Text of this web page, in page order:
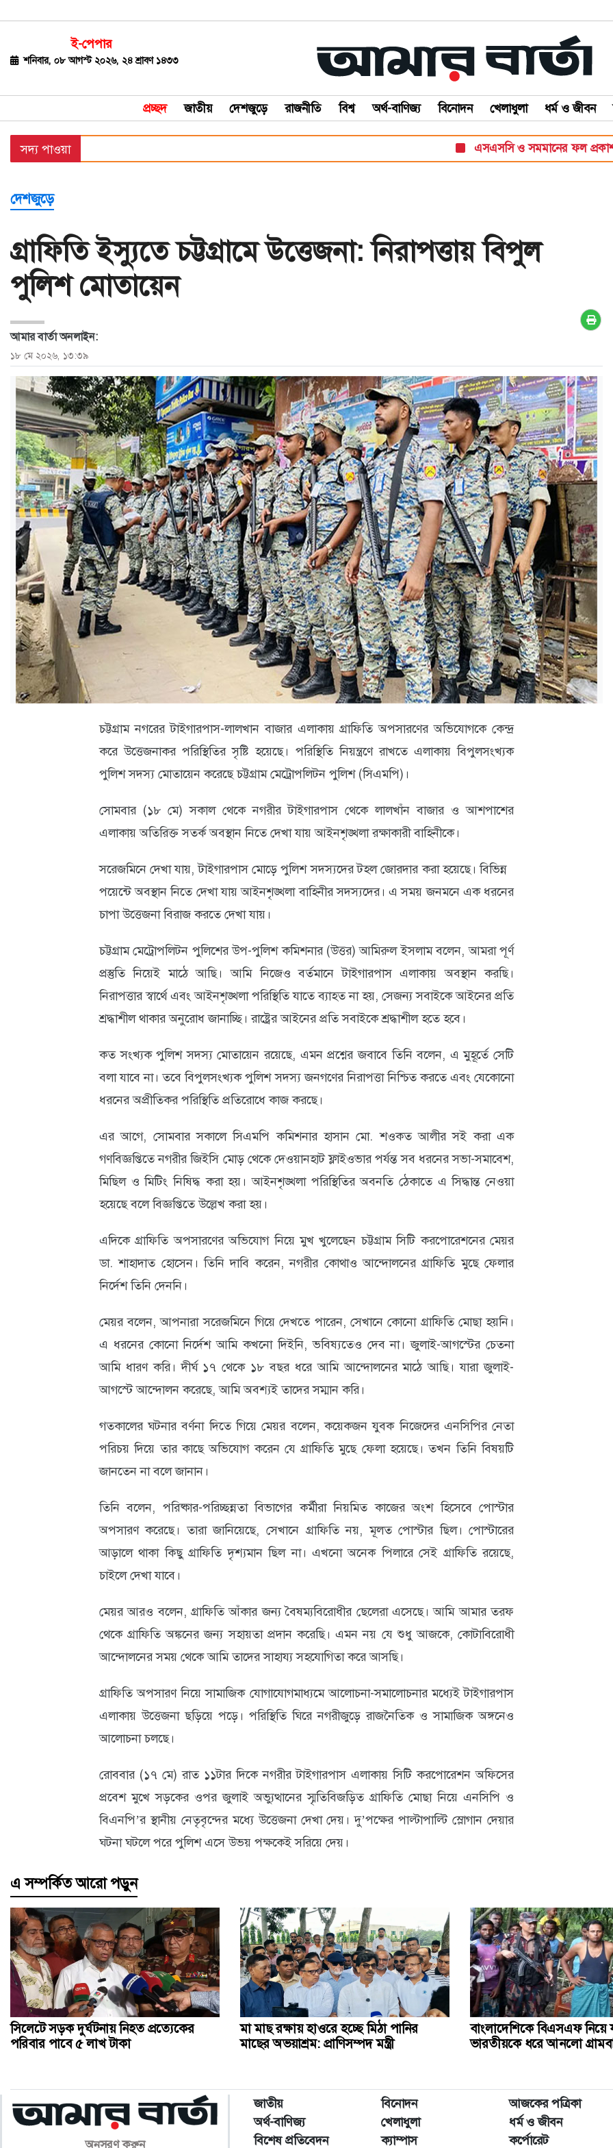
ই-পেপার
শনিবার, ০৮ আগস্ট ২০২৬, ২৪ শ্রাবণ ১৪৩৩
প্রচ্ছদ জাতীয় দেশজুড়ে রাজনীতি বিশ্ব অর্থ-বাণিজ্য বিনোদন খেলাধুলা ধর্ম ও জীবন
জাতীয়
রাজনীতি
বিশ্ব
বাণিজ্য
বিনোদন
খেলাধুলা
ধর্ম
ও
জীবন
মতামত
শিক্ষা
রাজধানী
আইন-
আদালত
ক্যাম্পাস
আজকের
পত্রিকা
ক্যারিয়ার
তথ্যপ্রযুক্তি
লাইফস্টাইল
সদ্য পাওয়া এসএসসি ও সমমানের ফল প্রকাশ
দেশজুড়ে
গ্রাফিতি ইস্যুতে চট্টগ্রামে উত্তেজনা: নিরাপত্তায় বিপুল
পুলিশ মোতায়েন
আমার বার্তা অনলাইন:
১৮ মে ২০২৬, ১৩:৩৯
চট্টগ্রাম নগরের টাইগারপাস-লালখান বাজার এলাকায় গ্রাফিতি অপসারণের অভিযোগকে কেন্দ্র
করে উত্তেজনাকর পরিস্থিতির সৃষ্টি হয়েছে। পরিস্থিতি নিয়ন্ত্রণে রাখতে এলাকায় বিপুলসংখ্যক
পুলিশ সদস্য মোতায়েন করেছে চট্টগ্রাম মেট্রোপলিটন পুলিশ (সিএমপি)।
সোমবার (১৮ মে) সকাল থেকে নগরীর টাইগারপাস থেকে লালখাঁন বাজার ও আশপাশের
এলাকায় অতিরিক্ত সতর্ক অবস্থান নিতে দেখা যায় আইনশৃঙ্খলা রক্ষাকারী বাহিনীকে।
সরেজমিনে দেখা যায়, টাইগারপাস মোড়ে পুলিশ সদস্যদের টহল জোরদার করা হয়েছে। বিভিন্ন
পয়েন্টে অবস্থান নিতে দেখা যায় আইনশৃঙ্খলা বাহিনীর সদস্যদের। এ সময় জনমনে এক ধরনের
চাপা উত্তেজনা বিরাজ করতে দেখা যায়।
চট্টগ্রাম মেট্রোপলিটন পুলিশের উপ-পুলিশ কমিশনার (উত্তর) আমিরুল ইসলাম বলেন, আমরা পূর্ণ
প্রস্তুতি নিয়েই মাঠে আছি। আমি নিজেও বর্তমানে টাইগারপাস এলাকায় অবস্থান করছি।
নিরাপত্তার স্বার্থে এবং আইনশৃঙ্খলা পরিস্থিতি যাতে ব্যাহত না হয়, সেজন্য সবাইকে আইনের প্রতি
শ্রদ্ধাশীল থাকার অনুরোধ জানাচ্ছি। রাষ্ট্রের আইনের প্রতি সবাইকে শ্রদ্ধাশীল হতে হবে।
কত সংখ্যক পুলিশ সদস্য মোতায়েন রয়েছে, এমন প্রশ্নের জবাবে তিনি বলেন, এ মুহূর্তে সেটি
বলা যাবে না। তবে বিপুলসংখ্যক পুলিশ সদস্য জনগণের নিরাপত্তা নিশ্চিত করতে এবং যেকোনো
ধরনের অপ্রীতিকর পরিস্থিতি প্রতিরোধে কাজ করছে।
এর আগে, সোমবার সকালে সিএমপি কমিশনার হাসান মো. শওকত আলীর সই করা এক
গণবিজ্ঞপ্তিতে নগরীর জিইসি মোড় থেকে দেওয়ানহাট ফ্লাইওভার পর্যন্ত সব ধরনের সভা-সমাবেশ,
মিছিল ও মিটিং নিষিদ্ধ করা হয়। আইনশৃঙ্খলা পরিস্থিতির অবনতি ঠেকাতে এ সিদ্ধান্ত নেওয়া
হয়েছে বলে বিজ্ঞপ্তিতে উল্লেখ করা হয়।
এদিকে গ্রাফিতি অপসারণের অভিযোগ নিয়ে মুখ খুলেছেন চট্টগ্রাম সিটি করপোরেশনের মেয়র
ডা. শাহাদাত হোসেন। তিনি দাবি করেন, নগরীর কোথাও আন্দোলনের গ্রাফিতি মুছে ফেলার
নির্দেশ তিনি দেননি।
মেয়র বলেন, আপনারা সরেজমিনে গিয়ে দেখতে পারেন, সেখানে কোনো গ্রাফিতি মোছা হয়নি।
এ ধরনের কোনো নির্দেশ আমি কখনো দিইনি, ভবিষ্যতেও দেব না। জুলাই-আগস্টের চেতনা
আমি ধারণ করি। দীর্ঘ ১৭ থেকে ১৮ বছর ধরে আমি আন্দোলনের মাঠে আছি। যারা জুলাই-
আগস্টে আন্দোলন করেছে, আমি অবশ্যই তাদের সম্মান করি।
গতকালের ঘটনার বর্ণনা দিতে গিয়ে মেয়র বলেন, কয়েকজন যুবক নিজেদের এনসিপির নেতা
পরিচয় দিয়ে তার কাছে অভিযোগ করেন যে গ্রাফিতি মুছে ফেলা হয়েছে। তখন তিনি বিষয়টি
জানতেন না বলে জানান।
তিনি বলেন, পরিষ্কার-পরিচ্ছন্নতা বিভাগের কর্মীরা নিয়মিত কাজের অংশ হিসেবে পোস্টার
অপসারণ করেছে। তারা জানিয়েছে, সেখানে গ্রাফিতি নয়, মূলত পোস্টার ছিল। পোস্টারের
আড়ালে থাকা কিছু গ্রাফিতি দৃশ্যমান ছিল না। এখনো অনেক পিলারে সেই গ্রাফিতি রয়েছে,
চাইলে দেখা যাবে।
মেয়র আরও বলেন, গ্রাফিতি আঁকার জন্য বৈষম্যবিরোধীর ছেলেরা এসেছে। আমি আমার তরফ
থেকে গ্রাফিতি অঙ্কনের জন্য সহায়তা প্রদান করেছি। এমন নয় যে শুধু আজকে, কোটাবিরোধী
আন্দোলনের সময় থেকে আমি তাদের সাহায্য সহযোগিতা করে আসছি।
গ্রাফিতি অপসারণ নিয়ে সামাজিক যোগাযোগমাধ্যমে আলোচনা-সমালোচনার মধ্যেই টাইগারপাস
এলাকায় উত্তেজনা ছড়িয়ে পড়ে। পরিস্থিতি ঘিরে নগরীজুড়ে রাজনৈতিক ও সামাজিক অঙ্গনেও
আলোচনা চলছে।
রোববার (১৭ মে) রাত ১১টার দিকে নগরীর টাইগারপাস এলাকায় সিটি করপোরেশন অফিসের
প্রবেশ মুখে সড়কের ওপর জুলাই অভ্যুত্থানের স্মৃতিবিজড়িত গ্রাফিতি মোছা নিয়ে এনসিপি ও
বিএনপি’র স্থানীয় নেতৃবৃন্দের মধ্যে উত্তেজনা দেখা দেয়। দু’পক্ষের পাল্টাপাল্টি স্লোগান দেয়ার
ঘটনা ঘটলে পরে পুলিশ এসে উভয় পক্ষকেই সরিয়ে দেয়।
এ সম্পর্কিত আরো পড়ুন
সিলেটে সড়ক দুর্ঘটনায় নিহত প্রত্যেকের
পরিবার পাবে ৫ লাখ টাকা
মা মাছ রক্ষায় হাওরে হচ্ছে মিঠা পানির
মাছের অভয়াশ্রম: প্রাণিসম্পদ মন্ত্রী
বাংলাদেশিকে বিএসএফ নিয়ে
ভারতীয়কে ধরে আনলো
অনুসরণ করুন
জাতীয় বিনোদন আজকের পত্রিকা
অর্থ-বাণিজ্য
খেলাধুলা ধর্ম ও জীবন
বিশেষ প্রতিবেদন
ক্যাম্পাস কর্পোরেট